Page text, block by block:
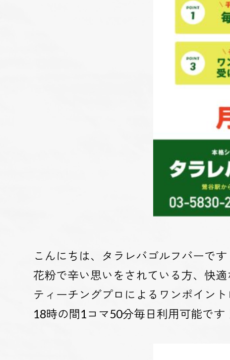
こんにちは、タラレバゴルフバーです
花粉で辛い思いをされている方、快
ティーチングプロによるワンポイン
18時の間1コマ50分毎日利用可能です